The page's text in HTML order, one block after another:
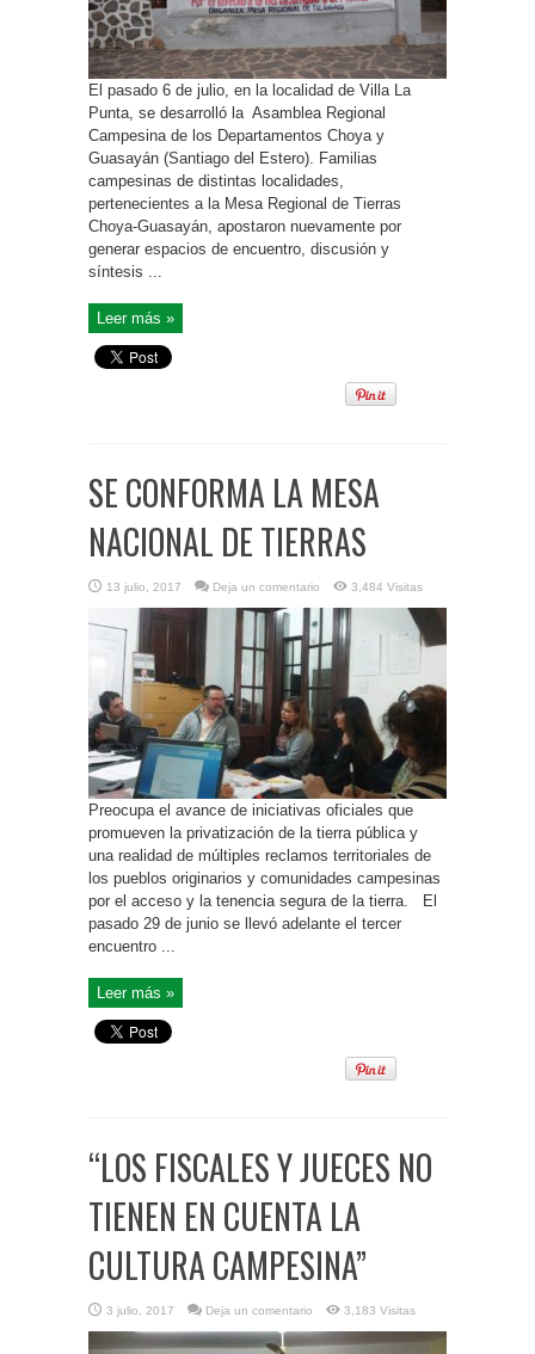
El pasado 6 de julio, en la localidad de Villa La
Punta, se desarrolló la Asamblea Regional
Campesina de los Departamentos Choya y
Guasayán (Santiago del Estero). Familias
campesinas de distintas localidades,
pertenecientes a la Mesa Regional de Tierras
Choya-Guasayán, apostaron nuevamente por
generar espacios de encuentro, discusión y
síntesis ...
Leer más »
SE CONFORMA LA MESA
NACIONAL DE TIERRAS
13 julio, 2017 Deja un comentario 3,484 Visitas
Preocupa el avance de iniciativas oficiales que
promueven la privatización de la tierra pública y
una realidad de múltiples reclamos territoriales de
los pueblos originarios y comunidades campesinas
por el acceso y la tenencia segura de la tierra. El
pasado 29 de junio se llevó adelante el tercer
encuentro ...
Leer más »
“LOS FISCALES Y JUECES NO
TIENEN EN CUENTA LA
CULTURA CAMPESINA”
3 julio, 2017 Deja un comentario 3,183 Visitas